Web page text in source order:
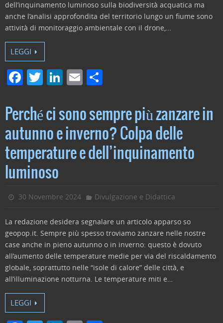
dell’inquinamento luminoso sulla biodiversità acquatica ma
anche l’analisi approfondita del territorio lungo un fiume sono
attività di monitoraggio ambientale con il drone,…
LEGGI
F
c
e
b
o
o
k
T
itt
er
Li
k
e
dI
n
E
ai
l
n
di
vi
di
Perché ci sono sempre più zanzare in
autunno e inverno? Colpa delle
temperature e dell’inquinamento
luminoso
30 Novembre 2024 Divulgazione e Didattica
La redazione desidera segnalare un articolo apparso so
geopop.it. Sempre più spesso troviamo zanzare nelle nostre
case anche in pieno autunno o in inverno: questo è dovuto
all’aumento delle temperature medie per via del riscaldamento
globale, soprattutto nelle “isole di calore” delle città, e
all’illuminazione notturna. Le temperature miti e…
LEGGI